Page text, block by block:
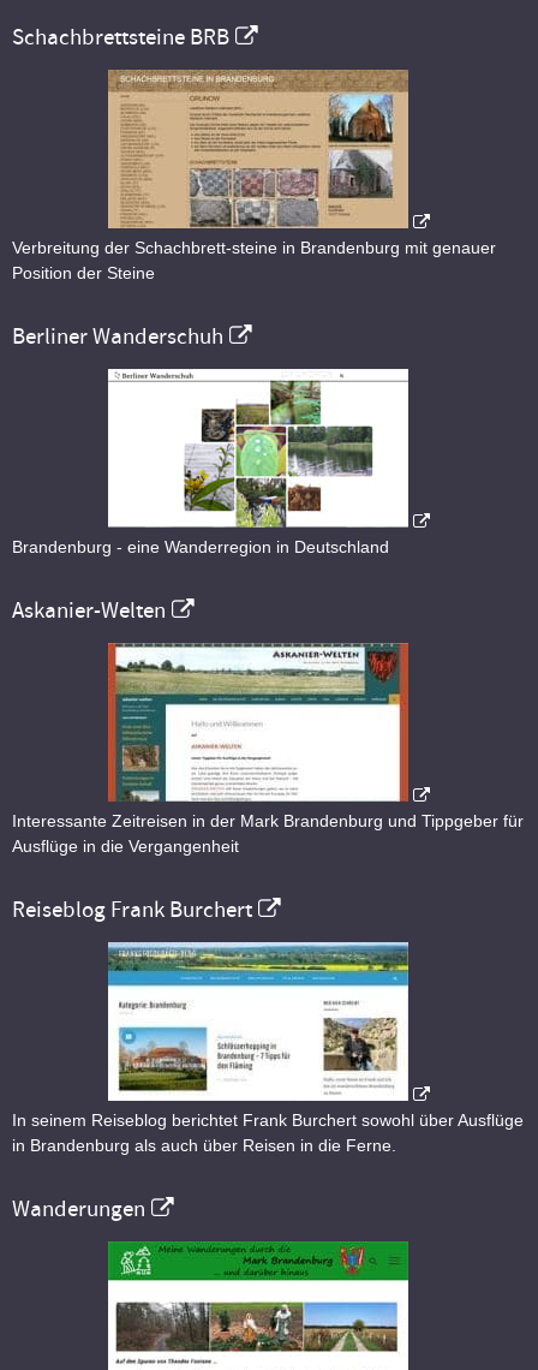
Schachbrettsteine BRB
Verbreitung der Schachbrett-steine in Brandenburg mit genauer
Position der Steine
Berliner Wanderschuh
Brandenburg - eine Wanderregion in Deutschland
Askanier-Welten
Interessante Zeitreisen in der Mark Brandenburg und Tippgeber für
Ausflüge in die Vergangenheit
Reiseblog Frank Burchert
In seinem Reiseblog berichtet Frank Burchert sowohl über Ausflüge
in Brandenburg als auch über Reisen in die Ferne.
Wanderungen